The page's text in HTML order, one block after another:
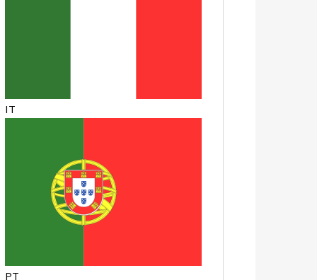
IT
PT